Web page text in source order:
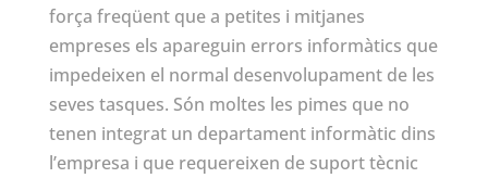
força freqüent que a petites i mitjanes
empreses els apareguin errors informàtics que
impedeixen el normal desenvolupament de les
seves tasques. Són moltes les pimes que no
tenen integrat un departament informàtic dins
l’empresa i que requereixen de suport tècnic